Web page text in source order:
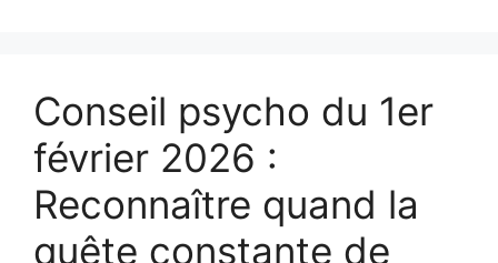
Conseil psycho du 1er
février 2026 :
Reconnaître quand la
quête constante de